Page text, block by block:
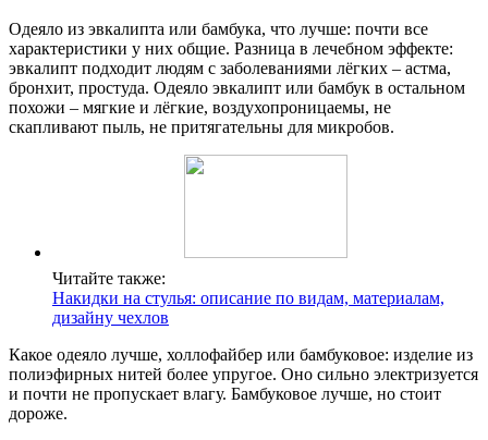
Одеяло из эвкалипта или бамбука, что лучше: почти все
характеристики у них общие. Разница в лечебном эффекте:
эвкалипт подходит людям с заболеваниями лёгких – астма,
бронхит, простуда. Одеяло эвкалипт или бамбук в остальном
похожи – мягкие и лёгкие, воздухопроницаемы, не
скапливают пыль, не притягательны для микробов.
Читайте также:
Накидки на стулья: описание по видам, материалам,
дизайну чехлов
Какое одеяло лучше, холлофайбер или бамбуковое: изделие из
полиэфирных нитей более упругое. Оно сильно электризуется
и почти не пропускает влагу. Бамбуковое лучше, но стоит
дороже.